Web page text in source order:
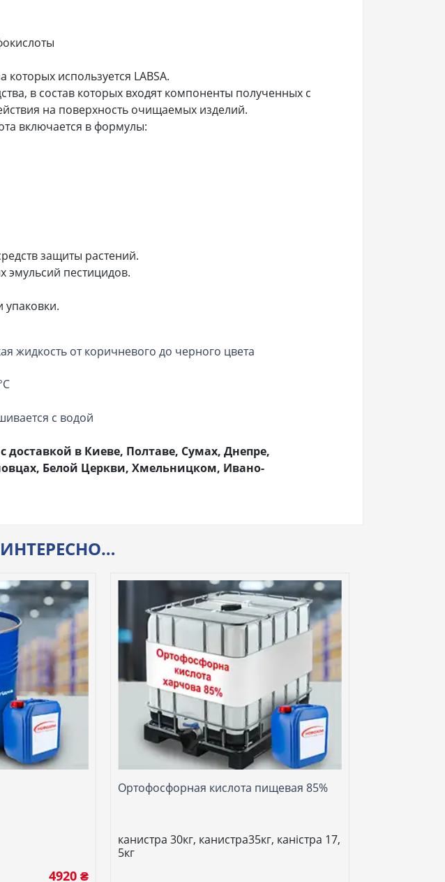
используется LABSA.
в состав которых входят компоненты полученных с
на поверхность очищаемых изделий.
включается в формулы:
защиты растений.
эмульсий пестицидов.
упаковки.
жидкость от коричневого до черного цвета
с водой
в Киеве, Полтаве, Сумах, Днепре,
Белой Церкви, Хмельницком, Ивано-
4920 ₴
Ортофосфорная кислота пищевая 85%
канистра 30кг, канистра35кг, каністра 17,
5кг